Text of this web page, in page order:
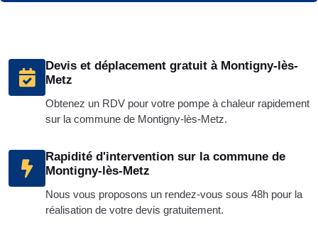
Devis et déplacement gratuit à Montigny-lès-
Metz
Obtenez un RDV pour votre pompe à chaleur rapidement
sur la commune de Montigny-lès-Metz.
Rapidité d'intervention sur la commune de
Montigny-lès-Metz
Nous vous proposons un rendez-vous sous 48h pour la
réalisation de votre devis gratuitement.